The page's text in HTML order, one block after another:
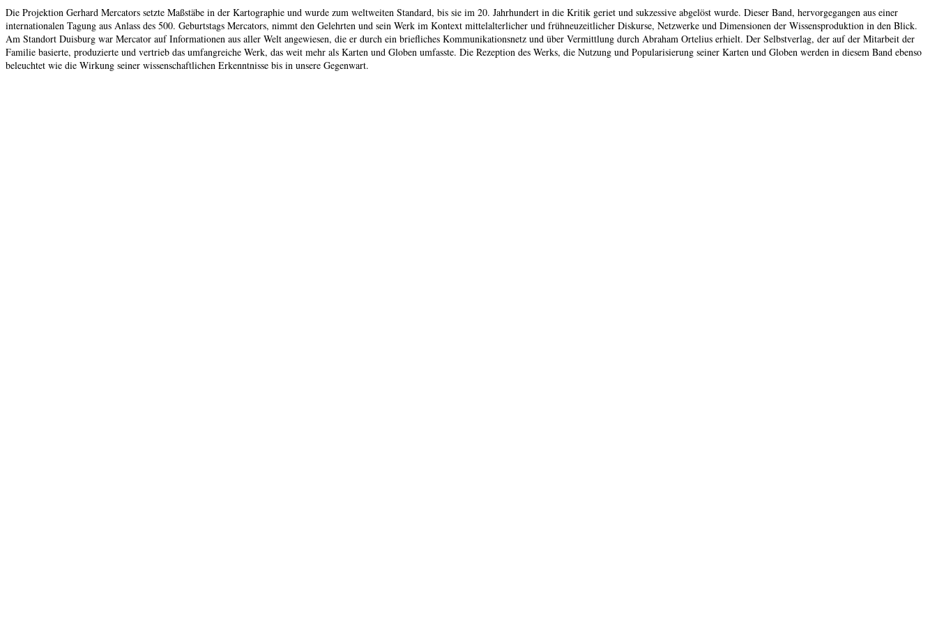
Die Projektion Gerhard Mercators setzte Maßstäbe in der Kartographie und wurde zum weltweiten Standard, bis sie im 20. Jahrhundert in die Kritik geriet und sukzessive abgelöst wurde. Dieser Band, hervorgegangen aus einer
internationalen Tagung aus Anlass des 500. Geburtstags Mercators, nimmt den Gelehrten und sein Werk im Kontext mittelalterlicher und frühneuzeitlicher Diskurse, Netzwerke und Dimensionen der Wissensproduktion in den Blick.
Am Standort Duisburg war Mercator auf Informationen aus aller Welt angewiesen, die er durch ein briefliches Kommunikationsnetz und über Vermittlung durch Abraham Ortelius erhielt. Der Selbstverlag, der auf der Mitarbeit der
Familie basierte, produzierte und vertrieb das umfangreiche Werk, das weit mehr als Karten und Globen umfasste. Die Rezeption des Werks, die Nutzung und Popularisierung seiner Karten und Globen werden in diesem Band ebenso
beleuchtet wie die Wirkung seiner wissenschaftlichen Erkenntnisse bis in unsere Gegenwart.